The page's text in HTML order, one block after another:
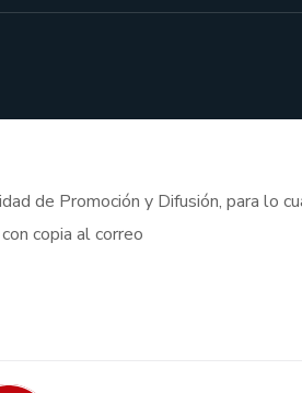
de Promoción y Difusión, para lo
copia al correo